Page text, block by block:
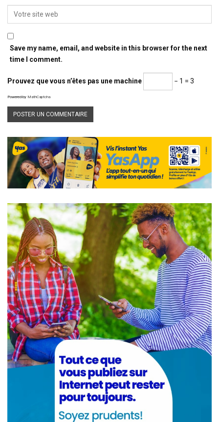
Save my name, email, and website in this browser for the next
time I comment.
Prouvez que vous n’êtes pas une machine − 1 = 3
Powered by MathCaptcha